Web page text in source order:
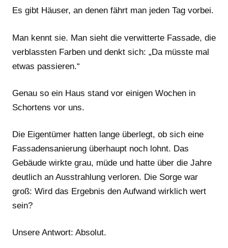
Es gibt Häuser, an denen fährt man jeden Tag vorbei.
Man kennt sie. Man sieht die verwitterte Fassade, die
verblassten Farben und denkt sich: „Da müsste mal
etwas passieren.“
Genau so ein Haus stand vor einigen Wochen in
Schortens vor uns.
Die Eigentümer hatten lange überlegt, ob sich eine
Fassadensanierung überhaupt noch lohnt. Das
Gebäude wirkte grau, müde und hatte über die Jahre
deutlich an Ausstrahlung verloren. Die Sorge war
groß: Wird das Ergebnis den Aufwand wirklich wert
sein?
Unsere Antwort: Absolut.